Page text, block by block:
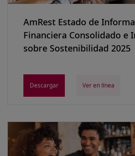
AmRest Estado de
Financiera Consolidado e
sobre Sostenibilidad 2025
Descargar Ver en línea